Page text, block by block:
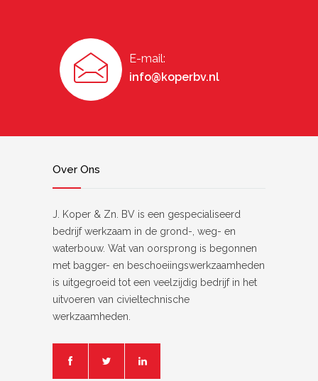
E-mail:
info@koperbv.nl
Over Ons
J. Koper & Zn. BV is een gespecialiseerd
bedrijf werkzaam in de grond-, weg- en
waterbouw. Wat van oorsprong is begonnen
met bagger- en beschoeiingswerkzaamheden
is uitgegroeid tot een veelzijdig bedrijf in het
uitvoeren van civieltechnische
werkzaamheden.